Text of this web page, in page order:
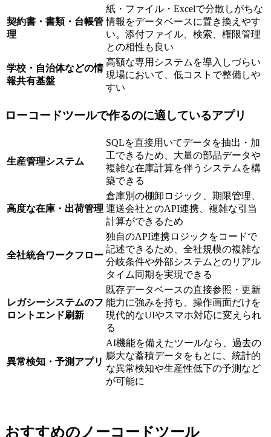
契約書・書類・台帳管
理
紙・ファイル・Excelで分散しがちな
情報をデータベースに置き換えやす
い。添付ファイル、検索、権限管理
との相性も良い
学校・自治体などの情
報共有基盤
高額な専用システムを導入しづらい
現場において、低コストで整備しや
すい
ローコードツールで作るのに適しているアプリ
生産管理システム
SQLを直接用いてデータを抽出・加
工できるため、大量の部品データや
複雑な在庫計算を伴うシステムを構
築できる
高度な在庫・出荷管理
倉庫別の棚卸ロジック、期限管理、
運送会社とのAPI連携、複雑な引当
計算ができるため
全社統合ワークフロー
独自のAPI連携ロジックをコードで
記述できるため、全社規模の複雑な
分岐条件や外部システムとのリアル
タイム同期を実現できる
レガシーシステムのフ
ロントエンド刷新
既存データベースの直接参照・更新
能力に強みを持ち、操作画面だけを
現代的なUIやスマホ対応に変えられ
る
異常検知・予測アプリ
AI機能を備えたツールなら、過去の
膨大な蓄積データをもとに、統計的
な異常検知や生産性低下の予測など
が可能に
おすすめのノーコードツール